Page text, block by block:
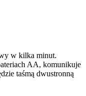
w kilka minut.
AA, komunikuje
taśmą dwustronną